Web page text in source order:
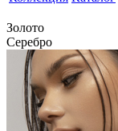
Золото
Серебро